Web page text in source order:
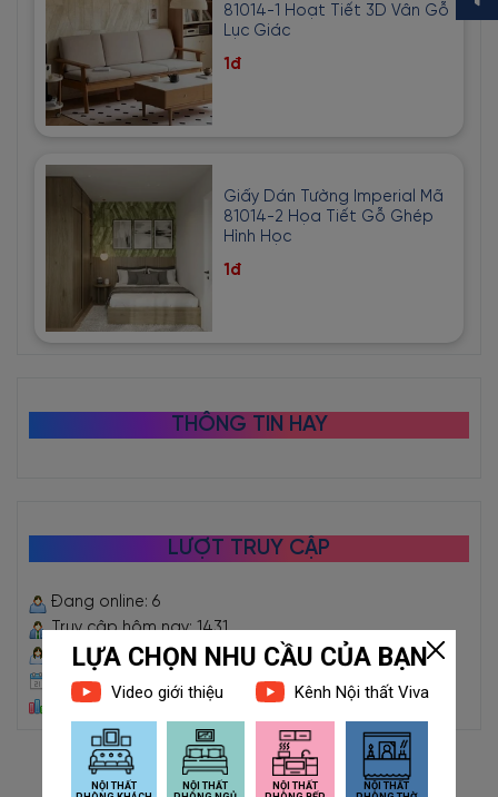
81014-1 Hoạt Tiết 3D Vân Gỗ
Lục Giác
1đ
Giấy Dán Tường Imperial Mã
81014-2 Họa Tiết Gỗ Ghép
Hình Học
1đ
THÔNG TIN HAY
LƯỢT TRUY CẬP
Đang online: 6
Truy cập hôm nay: 1431
Truy cập hôm qua: 5068
Truy cập trong tháng: 59187
Tổng truy cập: 2472756